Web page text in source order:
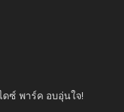
ดซ์ พาร์ค อบอุ่นใจ!